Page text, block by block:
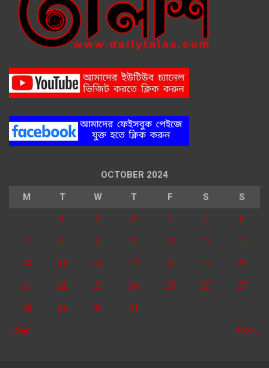
OCTOBER 2024
M T W T F S S
1 2 3 4 5 6
7 8 9 10 11 12 13
14 15 16 17 18 19 20
21 22 23 24 25 26 27
28 29 30 31
« Sep Nov »